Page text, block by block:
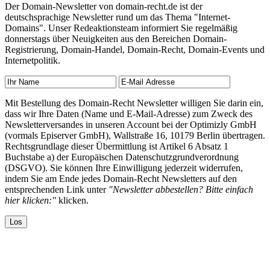
Der Domain-Newsletter von domain-recht.de ist der
deutschsprachige Newsletter rund um das Thema "Internet-
Domains". Unser Redeaktionsteam informiert Sie regelmäßig
donnerstags über Neuigkeiten aus den Bereichen Domain-
Registrierung, Domain-Handel, Domain-Recht, Domain-Events und
Internetpolitik.
Mit Bestellung des Domain-Recht Newsletter willigen Sie darin ein,
dass wir Ihre Daten (Name und E-Mail-Adresse) zum Zweck des
Newsletterversandes in unseren Account bei der Optimizly GmbH
(vormals Episerver GmbH), Wallstraße 16, 10179 Berlin übertragen.
Rechtsgrundlage dieser Übermittlung ist Artikel 6 Absatz 1
Buchstabe a) der Europäischen Datenschutzgrundverordnung
(DSGVO). Sie können Ihre Einwilligung jederzeit widerrufen,
indem Sie am Ende jedes Domain-Recht Newsletters auf den
entsprechenden Link unter "Newsletter abbestellen? Bitte einfach
hier klicken:" klicken.